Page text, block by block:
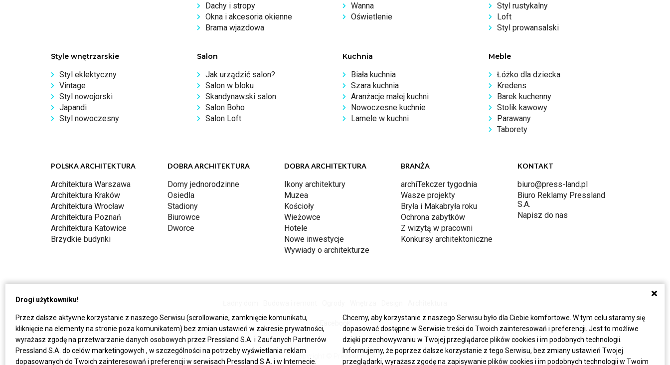
Dachy i stropy
Okna i akcesoria okienne
Brama wjazdowa
Wanna
Oświetlenie
Styl rustykalny
Loft
Styl prowansalski
Style wnętrzarskie
Styl eklektyczny
Vintage
Styl nowojorski
Japandi
Styl nowoczesny
Salon
Jak urządzić salon?
Salon w bloku
Skandynawski salon
Salon Boho
Salon Loft
Kuchnia
Biała kuchnia
Szara kuchnia
Aranżacje małej kuchni
Nowoczesne kuchnie
Lamele w kuchni
Meble
Łóżko dla dziecka
Kredens
Barek kuchenny
Stolik kawowy
Parawany
Taborety
POLSKA ARCHITEKTURA
Architektura Warszawa
Architektura Kraków
Architektura Wrocław
Architektura Poznań
Architektura Katowice
Brzydkie budynki
DOBRA ARCHITEKTURA
Domy jednorodzinne
Osiedla
Stadiony
Biurowce
Dworce
DOBRA ARCHITEKTURA
Ikony architektury
Muzea
Kościoły
Wieżowce
Hotele
Nowe inwestycje
Wywiady o architekturze
BRANŻA
archiTekczer tygodnia
Wasze projekty
Bryła i Makabryła roku
Ochrona zabytków
Z wizytą w pracowni
Konkursy architektoniczne
KONTAKT
biuro@press-land.pl
Biuro Reklamy Pressland
S.A.
Napisz do nas
Copyright © Pressland SA
Drogi użytkowniku!
Przez dalsze aktywne korzystanie z naszego Serwisu (scrollowanie, zamknięcie komunikatu,
kliknięcie na elementy na stronie poza komunikatem) bez zmian ustawień w zakresie prywatności,
wyrażasz zgodę na przetwarzanie danych osobowych przez Pressland S.A. i Zaufanych Partnerów
Pressland S.A. do celów marketingowych , w szczególności na potrzeby wyświetlania reklam
dopasowanych do Twoich zainteresowań i preferencji w serwisach Pressland S.A. i w Internecie.
Chcemy, aby korzystanie z naszego Serwisu było dla Ciebie komfortowe. W tym celu staramy się
dopasować dostępne w Serwisie treści do Twoich zainteresowań i preferencji. Jest to możliwe
dzięki przechowywaniu w Twojej przeglądarce plików cookies i im podobnych technologii.
Informujemy, że poprzez dalsze korzystanie z tego Serwisu, bez zmiany ustawień Twojej
przeglądarki, wyrażasz zgodę na zapisywanie plików cookies i im podobnych technologii w Twoim